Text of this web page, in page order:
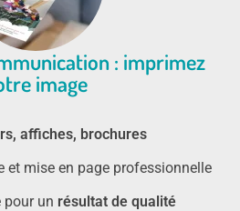
: imprimez
image
affiches, brochures
et mise en page professionnelle
pour un résultat de qualité